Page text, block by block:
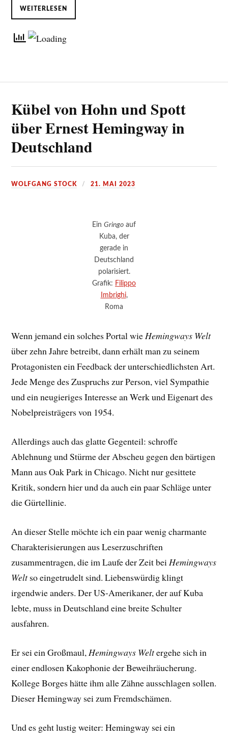
WEITERLESEN
Kübel von Hohn und Spott
über Ernest Hemingway in
Deutschland
WOLFGANG STOCK 21. MAI 2023
Ein Gringo auf
Kuba, der
gerade in
Deutschland
polarisiert.
Grafik: Filippo
Imbrighi,
Roma
Wenn jemand ein solches Portal wieHemingways Welt
über zehn Jahre betreibt, dann erhält man zu seinem
Protagonisten ein Feedback der unterschiedlichsten Art.
Jede Menge des Zuspruchs zur Person, viel Sympathie
und ein neugieriges Interesse an Werk und Eigenart des
Nobelpreisträgers von 1954.
Allerdings auch das glatte Gegenteil: schroffe
Ablehnung und Stürme der Abscheu gegen den bärtigen
Mann aus Oak Park in Chicago. Nicht nur gesittete
Kritik, sondern hier und da auch ein paar Schläge unter
die Gürtellinie.
An dieser Stelle möchte ich ein paar wenig charmante
Charakterisierungen aus Leserzuschriften
zusammentragen, die im Laufe der Zeit beiHemingways
Weltso eingetrudelt sind. Liebenswürdig klingt
irgendwie anders. Der US-Amerikaner, der auf Kuba
lebte, muss in Deutschland eine breite Schulter
ausfahren.
Er sei ein Großmaul, Hemingways Weltergehe sich in
einer endlosen Kakophonie der Beweihräucherung.
Kollege Borges hätte ihm alle Zähne ausschlagen sollen.
Dieser Hemingway sei zum Fremdschämen.
Und es geht lustig weiter: Hemingway sei ein